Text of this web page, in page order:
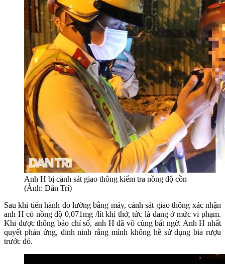
Anh H bị cảnh sát giao thông kiểm tra nồng độ cồn
(Ảnh: Dân Trí)
Sau khi tiến hành đo lường bằng máy, cảnh sát giao thông xác nhận
anh H có nồng độ 0,071mg /lít khí thở, tức là đang ở mức vi phạm.
Khi được thông báo chỉ số, anh H đã vô cùng bất ngờ. Anh H nhất
quyết phản ứng, đinh ninh rằng mình không hề sử dụng bia rượu
trước đó.